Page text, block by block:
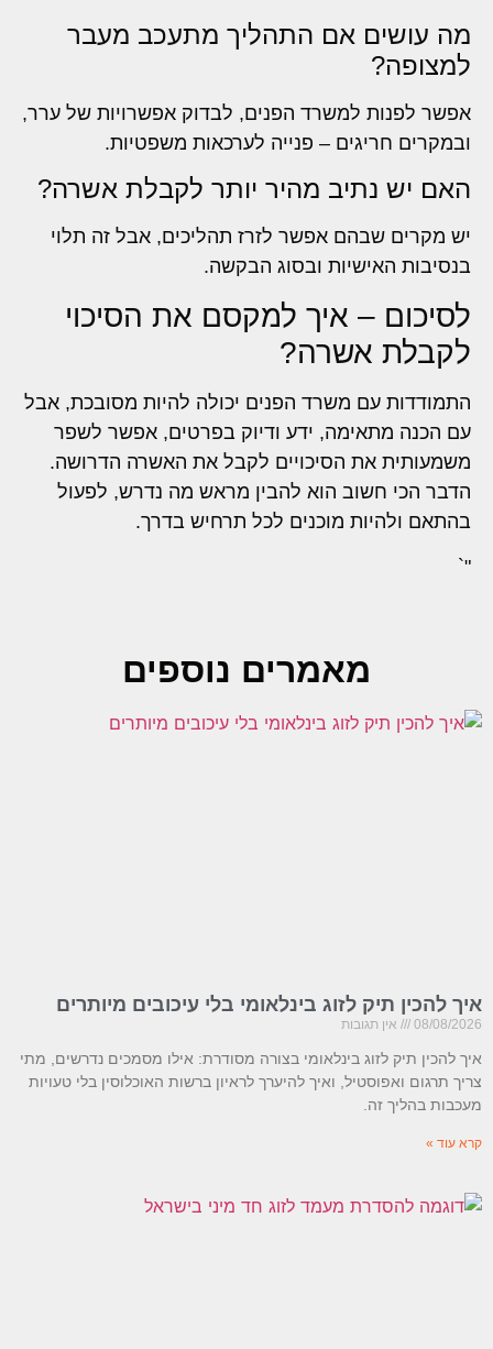
מה עושים אם התהליך מתעכב מעבר
למצופה?
אפשר לפנות למשרד הפנים, לבדוק אפשרויות של ערר,
ובמקרים חריגים – פנייה לערכאות משפטיות.
האם יש נתיב מהיר יותר לקבלת אשרה?
יש מקרים שבהם אפשר לזרז תהליכים, אבל זה תלוי
בנסיבות האישיות ובסוג הבקשה.
לסיכום – איך למקסם את הסיכוי
לקבלת אשרה?
התמודדות עם משרד הפנים יכולה להיות מסובכת, אבל
עם הכנה מתאימה, ידע ודיוק בפרטים, אפשר לשפר
משמעותית את הסיכויים לקבל את האשרה הדרושה.
הדבר הכי חשוב הוא להבין מראש מה נדרש, לפעול
בהתאם ולהיות מוכנים לכל תרחיש בדרך.
"`
מאמרים נוספים
איך להכין תיק לזוג בינלאומי בלי עיכובים מיותרים
08/08/2026 אין תגובות
איך להכין תיק לזוג בינלאומי בצורה מסודרת: אילו מסמכים נדרשים, מתי
צריך תרגום ואפוסטיל, ואיך להיערך לראיון ברשות האוכלוסין בלי טעויות
מעכבות בהליך זה.
קרא עוד »